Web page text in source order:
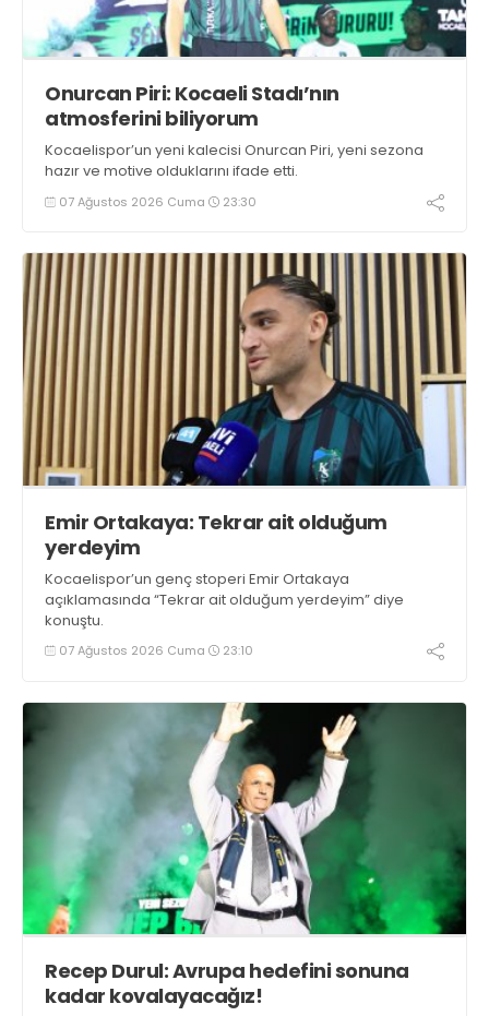
Onurcan Piri: Kocaeli Stadı’nın
atmosferini biliyorum
Kocaelispor’un yeni kalecisi Onurcan Piri, yeni sezona
hazır ve motive olduklarını ifade etti.
07 Ağustos 2026 Cuma 23:30
Emir Ortakaya: Tekrar ait olduğum
yerdeyim
Kocaelispor’un genç stoperi Emir Ortakaya
açıklamasında “Tekrar ait olduğum yerdeyim” diye
konuştu.
07 Ağustos 2026 Cuma 23:10
Recep Durul: Avrupa hedefini sonuna
kadar kovalayacağız!